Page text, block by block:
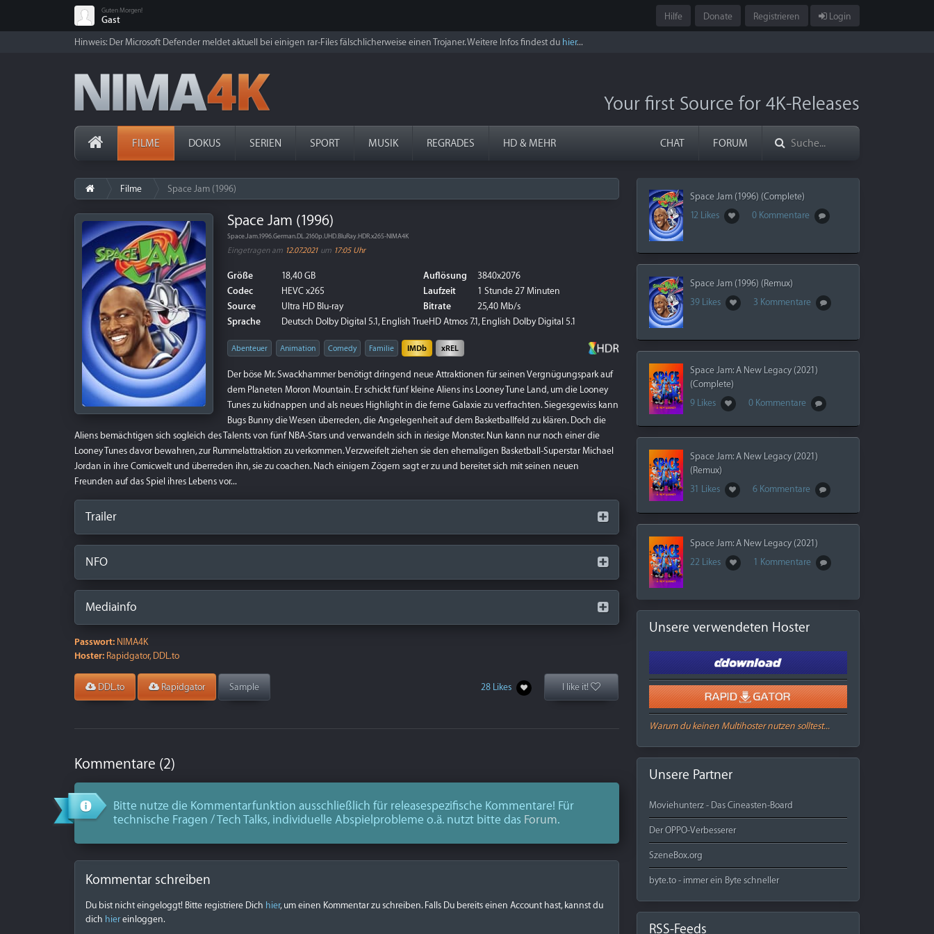
Guten Morgen!
Gast Hilfe Donate Registrieren Login
Hinweis: Der Microsoft Defender meldet aktuell bei einigen rar-Files fälschlicherweise einen Trojaner. Weitere Infos findest du hier...
Your first Source for 4K-Releases
FILME DOKUS SERIEN SPORT MUSIK REGRADES HD & MEHR CHAT FORUM
Filme Space Jam (1996)
Space Jam (1996)
Space.Jam.1996.German.DL.2160p.UHD.BluRay.HDR.x265-NIMA4K
Eingetragen am 12.07.2021 um 17:05 Uhr
Größe
18,40 GB
Codec
HEVC x265
Source
Ultra HD Blu-ray
Sprache
Deutsch Dolby Digital 5.1, English TrueHD Atmos 7.1, English Dolby Digital 5.1
Auflösung
3840x2076
Laufzeit
1 Stunde 27 Minuten
Bitrate
25,40 Mb/s
Abenteuer Animation Comedy Familie IMDb xREL
Der böse Mr. Swackhammer benötigt dringend neue Attraktionen für seinen Vergnügungspark auf
dem Planeten Moron Mountain. Er schickt fünf kleine Aliens ins Looney Tune Land, um die Looney
Tunes zu kidnappen und als neues Highlight in die ferne Galaxie zu verfrachten. Siegesgewiss kann
Bugs Bunny die Wesen überreden, die Angelegenheit auf dem Basketballfeld zu klären. Doch die
Aliens bemächtigen sich sogleich des Talents von fünf NBA-Stars und verwandeln sich in riesige Monster. Nun kann nur noch einer die
Looney Tunes davor bewahren, zur Rummelattraktion zu verkommen. Verzweifelt ziehen sie den ehemaligen Basketball-Superstar Michael
Jordan in ihre Comicwelt und überreden ihn, sie zu coachen. Nach einigem Zögern sagt er zu und bereitet sich mit seinen neuen
Freunden auf das Spiel ihres Lebens vor...
Trailer
NFO
Mediainfo
Passwort: NIMA4K
Hoster: Rapidgator, DDL.to
DDL.to Rapidgator Sample 28 Likes I like it!
Kommentare (2)
Bitte nutze die Kommentarfunktion ausschließlich für releasespezifische Kommentare! Für
technische Fragen / Tech Talks, individuelle Abspielprobleme o.ä. nutzt bitte das Forum.
Kommentar schreiben
Du bist nicht eingeloggt! Bitte registriere Dich hier, um einen Kommentar zu schreiben. Falls Du bereits einen Account hast, kannst du
dich hiereinloggen.
Space Jam (1996) (Complete)
12 Likes
0 Kommentare
Space Jam (1996) (Remux)
39 Likes
3 Kommentare
Space Jam: A New Legacy (2021)
(Complete)
9 Likes
0 Kommentare
Space Jam: A New Legacy (2021)
(Remux)
31 Likes
6 Kommentare
Space Jam: A New Legacy (2021)
22 Likes
1 Kommentare
Unsere verwendeten Hoster
Warum du keinen Multihoster nutzen solltest...
Unsere Partner
Moviehunterz - Das Cineasten-Board
Der OPPO-Verbesserer
SzeneBox.org
byte.to - immer ein Byte schneller
RSS-Feeds